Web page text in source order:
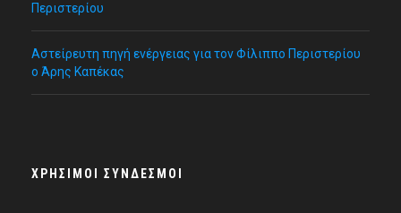
Περιστερίου
Αστείρευτη πηγή ενέργειας για τον Φίλιππο Περιστερίου
ο Άρης Καπέκας
ΧΡΉΣΙΜΟΙ ΣΎΝΔΕΣΜΟΙ